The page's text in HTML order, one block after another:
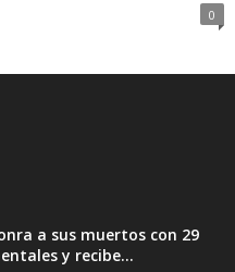
0
a sus muertos con 29
y recibe...